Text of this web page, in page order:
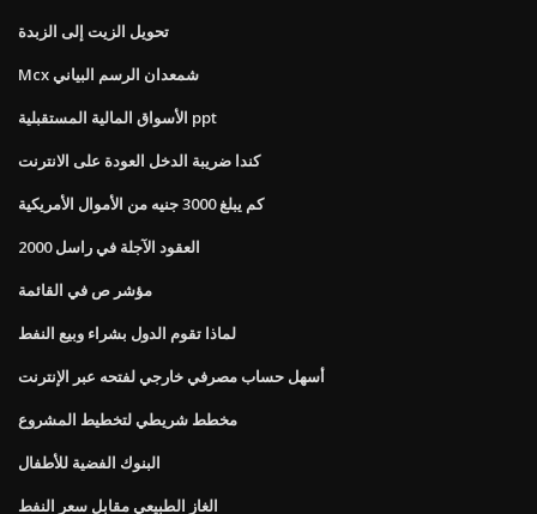
تحويل الزيت إلى الزبدة
Mcx شمعدان الرسم البياني
الأسواق المالية المستقبلية ppt
كندا ضريبة الدخل العودة على الانترنت
كم يبلغ 3000 جنيه من الأموال الأمريكية
العقود الآجلة في راسل 2000
مؤشر ص في القائمة
لماذا تقوم الدول بشراء وبيع النفط
أسهل حساب مصرفي خارجي لفتحه عبر الإنترنت
مخطط شريطي لتخطيط المشروع
البنوك الفضية للأطفال
الغاز الطبيعي مقابل سعر النفط